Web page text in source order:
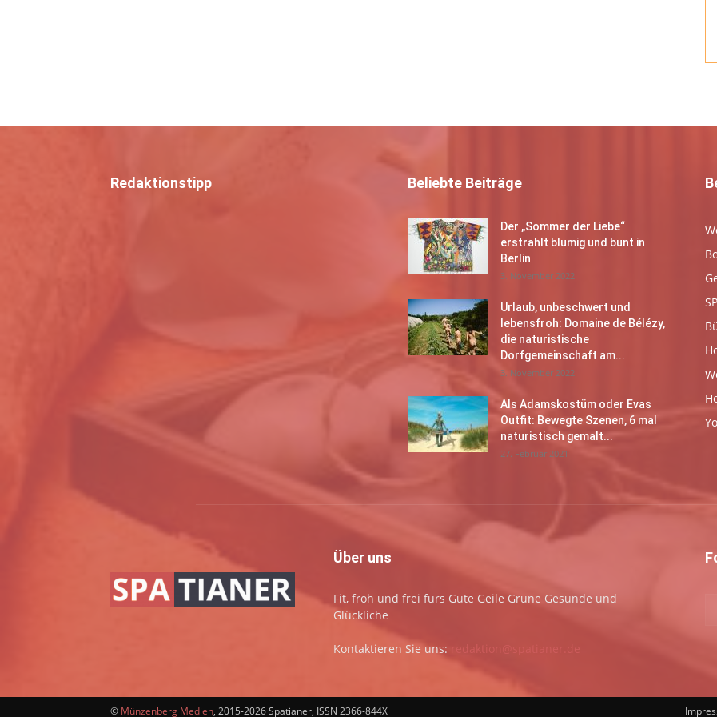
Redaktionstipp Beliebte Beiträge
Der „Sommer der Liebe“
erstrahlt blumig und bunt in
Berlin
3. November 2022
Urlaub, unbeschwert und
lebensfroh: Domaine de Bélézy,
die naturistische
Dorfgemeinschaft am...
3. November 2022
Als Adamskostüm oder Evas
Outfit: Bewegte Szenen, 6 mal
naturistisch gemalt...
27. Februar 2021
Über uns
Fit, froh und frei fürs Gute Geile Grüne Gesunde und
Glückliche
Kontaktieren Sie uns: redaktion@spatianer.de
© Münzenberg Medien, 2015-2026 Spatianer, ISSN 2366-844X